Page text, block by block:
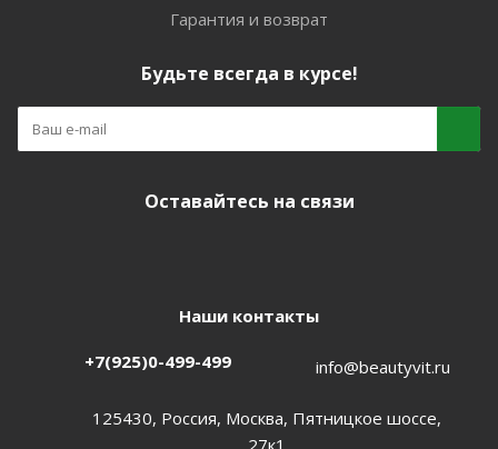
Гарантия и возврат
Будьте всегда в курсе!
Оставайтесь на связи
Наши контакты
+7(925)0-499-499 info@beautyvit.ru
125430, Россия, Москва, Пятницкое шоссе,
27к1